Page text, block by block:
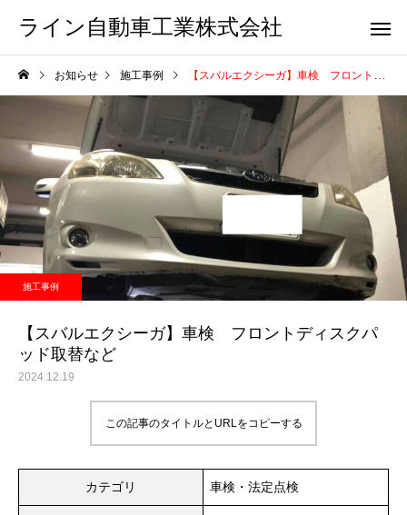
ライン自動車工業株式会社
お知らせ 施工事例 【スバルエクシーガ】車検 フロントディスクパッド取替など
施工事例
【スバルエクシーガ】車検 フロントディスクパ
ッド取替など
2024.12.19
この記事のタイトルとURLをコピーする
カテゴリ 車検・法定点検